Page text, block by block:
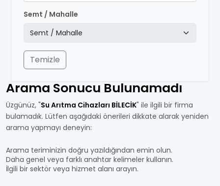
Semt / Mahalle
Temizle
Arama Sonucu Bulunamadı
Üzgünüz, "Su Arıtma Cihazları BİLECİK" ile ilgili bir firma
bulamadık. Lütfen aşağıdaki önerileri dikkate alarak yeniden
arama yapmayı deneyin:
Arama teriminizin doğru yazıldığından emin olun.
Daha genel veya farklı anahtar kelimeler kullanın.
İlgili bir sektör veya hizmet alanı arayın.